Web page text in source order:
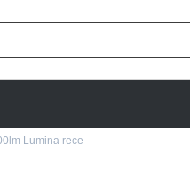
Lumina rece